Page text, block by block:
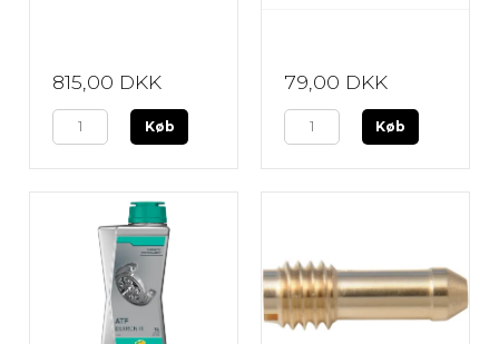
815,00 DKK
Køb
79,00 DKK
Køb